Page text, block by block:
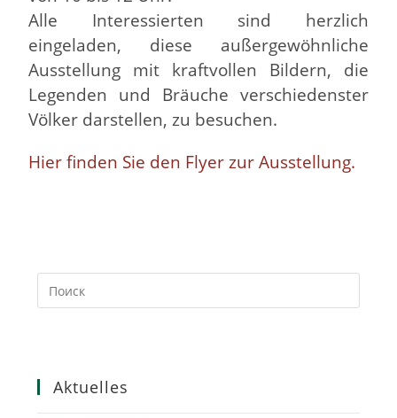
Alle Interessierten sind herzlich
eingeladen, diese außergewöhnliche
Ausstellung mit kraftvollen Bildern, die
Legenden und Bräuche verschiedenster
Völker darstellen, zu besuchen.
Hier finden Sie den Flyer zur Ausstellung.
Aktuelles